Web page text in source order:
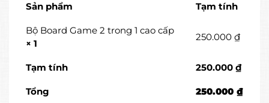
Sản phẩm Tạm tính
Bộ Board Game 2 trong 1 cao cấp
× 1
250.000 ₫
Tạm tính 250.000 ₫
Tổng 250.000 ₫